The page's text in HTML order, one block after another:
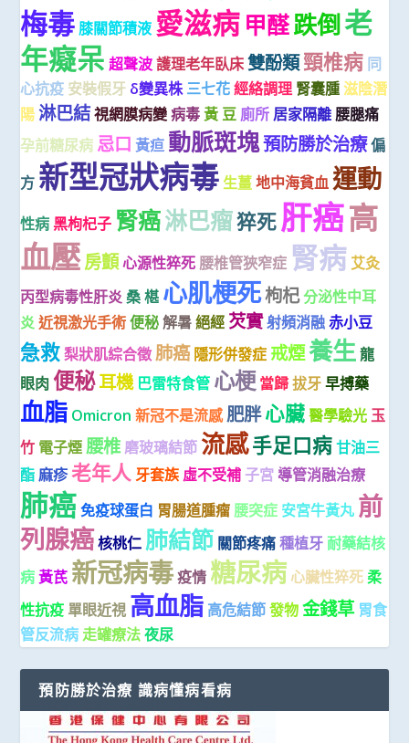
梅毒 膝關節積液 愛滋病 甲醛跌倒老
年癡呆 超聲波 護理老年臥床 雙酚類頸椎病 同
心抗疫 安裝假牙 δ變異株 三七花 經絡調理 腎囊腫 滋陰潛
陽 淋巴結視網膜病變 病毒 黃 豆 廁所 居家隔離 腰腿痛
孕前糖尿病 忌口 黃疸 動脈斑塊預防勝於治療偏
方 新型冠狀病毒 生薑 地中海貧血 運動
性病 黑枸杞子 腎癌淋巴瘤猝死肝癌高
血壓房顫心源性猝死 腰椎管狹窄症 腎病 艾灸
丙型病毒性肝炎 桑 椹 心肌梗死枸杞分泌性中耳
炎 近視激光手術 便秘 解暑 絕經 芡實射頻消融 赤小豆
急救 梨狀肌綜合徵 肺癌 隱形併發症 戒煙養生 龍
眼肉 便秘耳機 巴雷特食管 心梗 當歸 拔牙 早搏藥
血脂 Omicron 新冠不是流感 肥胖心臟 醫學驗光 玉
竹 電子煙 腰椎 磨玻璃結節 流感手足口病 甘油三
酯 麻疹 老年人 牙套族 虛不受補 子宮 導管消融治療
肺癌 免疫球蛋白 胃腸道腫瘤 腰突症 安宮牛黃丸 前
列腺癌核桃仁 肺結節 關節疼痛 種植牙 耐藥結核
病 黃芪 新冠病毒 疫情 糖尿病 心臟性猝死 柔
性抗疫 單眼近視 高血脂 高危結節 發物 金錢草 胃食
管反流病 走罐療法 夜尿
預防勝於治療 識病懂病看病